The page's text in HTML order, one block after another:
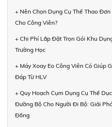
+ Nên Chọn Dụng Cụ Thể Thao
Cho Công Viên?
+ Chi Phí Lắp Đặt Trọn Gói Khu
Trường Học
+ Máy Xoay Eo Công Viên Có Giúp
Đáp Từ HLV
+ Quy Hoạch Cụm Dụng Cụ Thể
Đường Bộ Cho Người Đi Bộ: Giải
Đồng